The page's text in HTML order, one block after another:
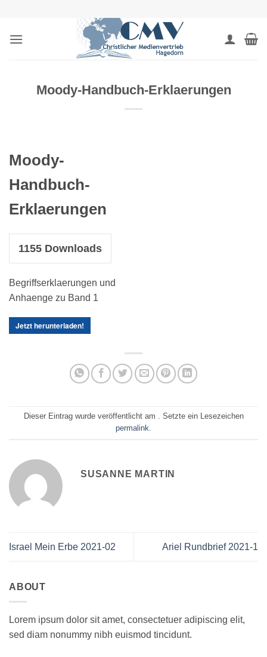
springen
Moody-Handbuch-Erklaerungen
Moody-
Handbuch-
Erklaerungen
1155 Downloads
Begriffserklaerungen und
Anhaenge zu Band 1
Jetzt herunterladen!
Dieser Eintrag wurde veröffentlicht am . Setzte ein Lesezeichen
permalink
SUSANNE MARTIN
Israel Mein Erbe 2021-02 Ariel Rundbrief 2021-1
ABOUT
Lorem ipsum dolor sit amet, consectetuer adipiscing elit,
sed diam nonummy nibh euismod tincidunt.